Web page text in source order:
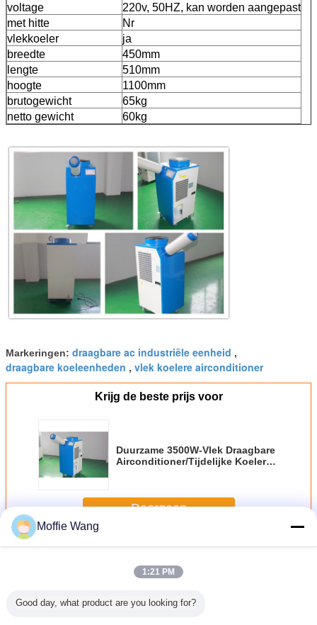
voltage
220v, 50HZ, kan worden aangepast
met hitte
Nr
vlekkoeler
ja
breedte
450mm
lengte
510mm
hoogte
1100mm
brutogewicht
65kg
netto gewicht
60kg
Markeringen: draagbare ac industriële eenheid ,
draagbare koeleenheden , vlek koelere airconditioner
Krijg de beste prijs voor
Duurzame 3500W-Vlek Draagbare
Airconditioner/Tijdelijke Koelers
Doorgaan
MeerDraagbare Vlekkoelers
Moffie Wang
1:21 PM
Good day, what product are you looking for?